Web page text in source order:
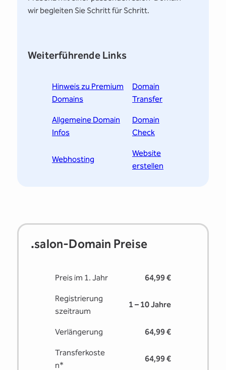
wir begleiten Sie Schritt für Schritt.
Weiterführende Links
Hinweis zu Premium
Domains
Domain
Transfer
Allgemeine Domain
Infos
Domain
Check
Webhosting
Website
erstellen
.salon-Domain Preise
Preis im 1. Jahr 64,99 €
Registrierung
s­zeitraum
1 – 10 Jahre
Verlängerung 64,99 €
Transferkoste
n*
64,99 €